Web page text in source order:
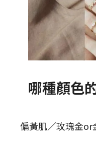
哪種顏色
偏黃肌／玫瑰金or